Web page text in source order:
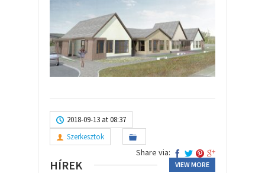
2018-09-13 at 08:37
Szerkesztok
Share via:
HÍREK VIEW MORE